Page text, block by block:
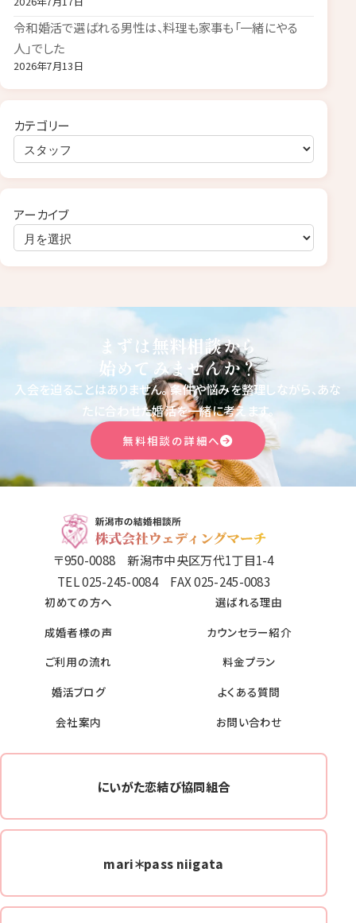
令和婚活で選ばれる男性は、料理も家事も「一緒にやる
人」でした
2026年7月13日
カテゴリー
アーカイブ
まずは無料相談から
始めてみませんか？
入会を迫ることはありません。条件や悩みを整理しながら、あな
たに合わせた婚活を一緒に考えます。
無料相談の詳細へ
〒950-0088 新潟市中央区万代1丁目1-4
TEL 025-245-0084 FAX 025-245-0083
初めての方へ
選ばれる理由
成婚者様の声
カウンセラー紹介
ご利用の流れ
料金プラン
婚活ブログ
よくある質問
会社案内
お問い合わせ
にいがた恋結び協同組合
mari＊pass niigata